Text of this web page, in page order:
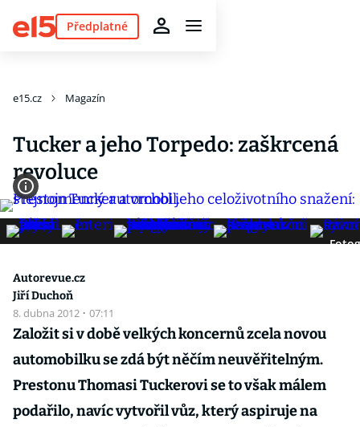
Předplatné
e15.cz Magazín
Tucker a jeho Torpedo: zaškrcená
revoluce
Autorevue.cz
Jiří Duchoň
8. dubna 2012 · 07:11
Založit si v době velkých koncernů zcela novou
automobilku se zdá být něčím neuvěřitelným.
Prestonu Thomasi Tuckerovi se to však málem
podařilo, navíc vytvořil vůz, který aspiruje na